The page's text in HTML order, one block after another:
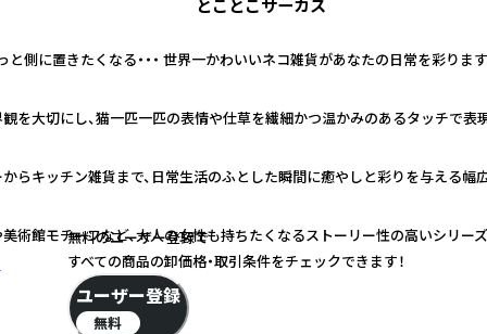
とことこサーカス
と側に置きたくなる・・・ 世界一かわいいネコ雑貨があなたの日常を彩ります
を大切にし、猫一匹一匹の表情や仕草を繊細かつ温かみのあるタッチで表
らキッチン雑貨まで、日常生活のふとした瞬間に癒やしと彩りを与える幅
術館モチーフなど、大人の女性も持ちたくなるストーリー性の高いシリー
無料のユーザー登録で
すべての商品の卸価格・取引条件をチェックできます！
ユーザー登録
無料